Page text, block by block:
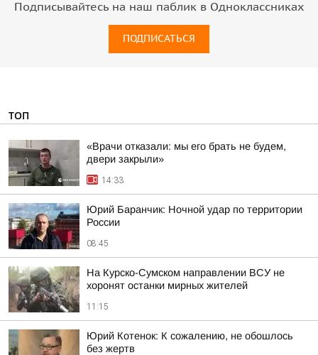
Подписывайтесь на наш паблик в Одноклассниках
ПОДПИСАТЬСЯ
ТОП
«Врачи отказали: мы его брать не будем,
двери закрыли»
14:33
Юрий Баранчик: Ночной удар по территории
России
08:45
На Курско-Сумском направлении ВСУ не
хоронят останки мирных жителей
11:15
Юрий Котенок: К сожалению, не обошлось
без жертв